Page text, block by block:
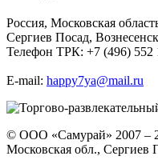
Россия, Московская
Сергиев Посад,
Телефон ТРК: +7 (496) 552
E-mail: happy7ya@mail.ru
© ООО «Самурай» 2007 –
Московская обл., Сергиев